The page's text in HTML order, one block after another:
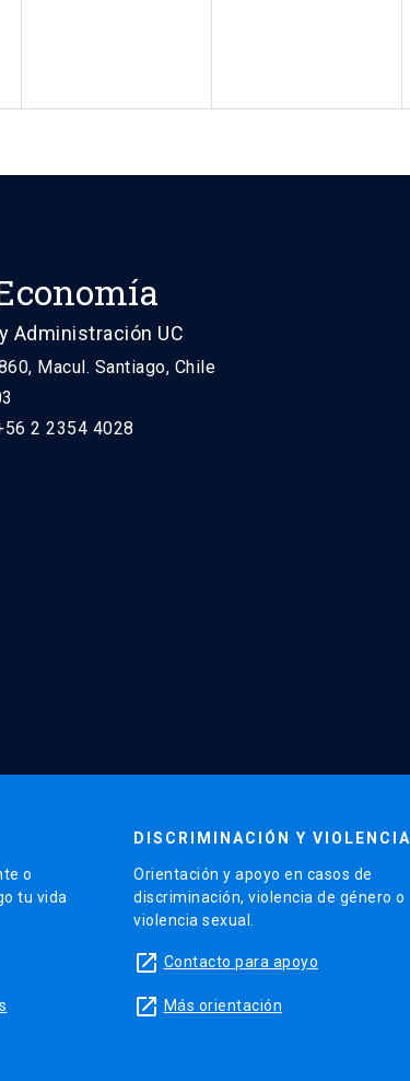
Administración UC
Macul. Santiago, Chile
2 2354 4028
o
tu vida
DISCRIMINACIÓN Y VIOLENCIA
Orientación y apoyo en casos de
discriminación, violencia de género o
violencia sexual.
launch Contacto para apoyo
launch Más orientación